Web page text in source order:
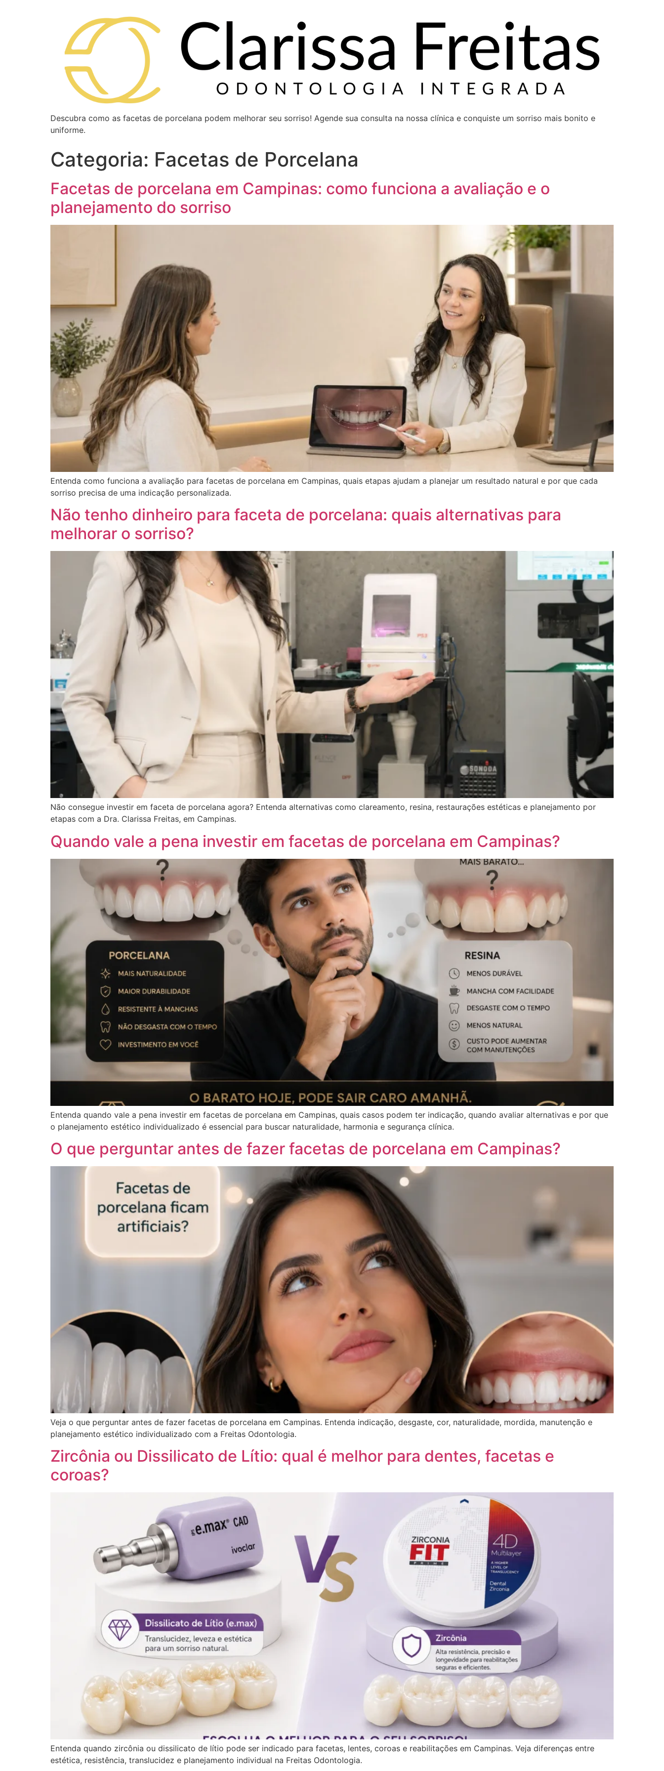
Descubra como as facetas de porcelana podem melhorar seu sorriso! Agende sua consulta na nossa clínica e conquiste um sorriso mais bonito e
uniforme.
Categoria: Facetas de Porcelana
Facetas de porcelana em Campinas: como funciona a avaliação e o
planejamento do sorriso
Entenda como funciona a avaliação para facetas de porcelana em Campinas, quais etapas ajudam a planejar um resultado natural e por que cada
sorriso precisa de uma indicação personalizada.
Não tenho dinheiro para faceta de porcelana: quais alternativas para
melhorar o sorriso?
Não consegue investir em faceta de porcelana agora? Entenda alternativas como clareamento, resina, restaurações estéticas e planejamento por
etapas com a Dra. Clarissa Freitas, em Campinas.
Quando vale a pena investir em facetas de porcelana em Campinas?
Entenda quando vale a pena investir em facetas de porcelana em Campinas, quais casos podem ter indicação, quando avaliar alternativas e por que
o planejamento estético individualizado é essencial para buscar naturalidade, harmonia e segurança clínica.
O que perguntar antes de fazer facetas de porcelana em Campinas?
Veja o que perguntar antes de fazer facetas de porcelana em Campinas. Entenda indicação, desgaste, cor, naturalidade, mordida, manutenção e
planejamento estético individualizado com a Freitas Odontologia.
Zircônia ou Dissilicato de Lítio: qual é melhor para dentes, facetas e
coroas?
Entenda quando zircônia ou dissilicato de lítio pode ser indicado para facetas, lentes, coroas e reabilitações em Campinas. Veja diferenças entre
estética, resistência, translucidez e planejamento individual na Freitas Odontologia.